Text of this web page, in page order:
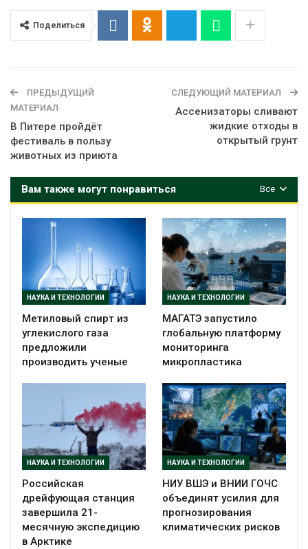
Поделиться
ПРЕДЫДУЩИЙ
МАТЕРИАЛ
В Питере пройдёт
фестиваль в пользу
животных из приюта
СЛЕДУЮЩИЙ МАТЕРИАЛ
Ассенизаторы сливают
жидкие отходы в
открытый грунт
Все
Вам также могут понравиться
НАУКА И ТЕХНОЛОГИИ
Метиловый спирт из
углекислого газа
предложили
производить ученые
НАУКА И ТЕХНОЛОГИИ
МАГАТЭ запустило
глобальную платформу
мониторинга
микропластика
НАУКА И ТЕХНОЛОГИИ
Российская
дрейфующая станция
завершила 21-
месячную экспедицию
в Арктике
НАУКА И ТЕХНОЛОГИИ
НИУ ВШЭ и ВНИИ ГОЧС
объединят усилия для
прогнозирования
климатических рисков